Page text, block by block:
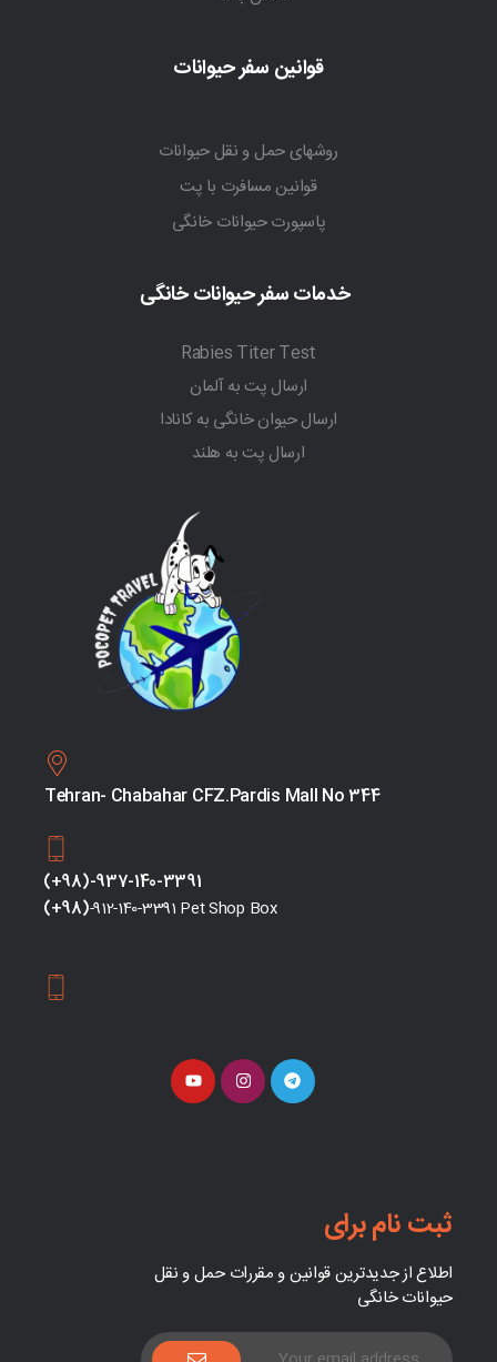
قوانین سفر حیوانات
روشهای حمل و نقل حیوانات
قوانین مسافرت با پت
پاسپورت حیوانات خانگی
خدمات سفر حیوانات خانگی
Rabies Titer Test
ارسال پت به آلمان
ارسال حیوان خانگی به کانادا
ارسال پت به هلند
Tehran- Chabahar CFZ.Pardis Mall No 344
(+98)-937-140-3391
(+98)-912-140-3391 Pet Shop Box
ثبت نام برای
اطلاع از جدیدترین قوانین و مقررات حمل و نقل
حیوانات خانگی